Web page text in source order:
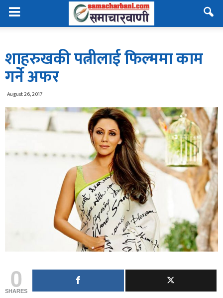
शाहरुखकी पत्नीलाई फिल्ममा काम
गर्ने अफर
August 26, 2017
0
SHARES